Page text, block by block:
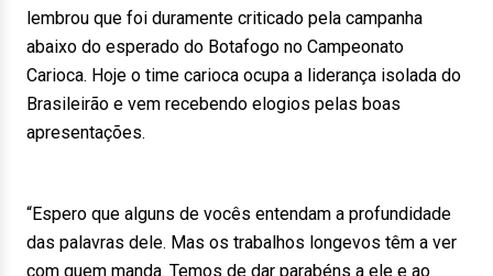
lembrou que foi duramente criticado pela campanha
abaixo do esperado do Botafogo no Campeonato
Carioca. Hoje o time carioca ocupa a liderança isolada do
Brasileirão e vem recebendo elogios pelas boas
apresentações.
“Espero que alguns de vocês entendam a profundidade
das palavras dele. Mas os trabalhos longevos têm a ver
com quem manda. Temos de dar parabéns a ele e ao